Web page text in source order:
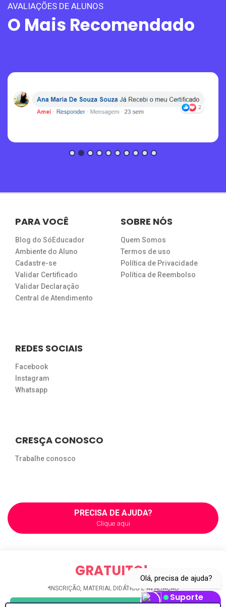
GRATUITO! *
*INSCRIÇÃO, MATERIAL DIDÁTICO E AVALIAÇÃO
AVALIAÇÕES DE ALUNOS
O Mais Recomendado
PARA VOCÊ
Blog do SóEducador
Ambiente do Aluno
Cadastre-se
Validar Certificado
Validar Declaração
Central de Atendimento
SOBRE NÓS
Quem Somos
Termos de uso
Política de Privacidade
Política de Reembolso
REDES SOCIAIS
Facebook
Instagram
Whatsapp
CRESÇA CONOSCO
Trabalhe conosco
PRECISA DE AJUDA?
Clique aqui
Olá, precisa de ajuda?
Suporte